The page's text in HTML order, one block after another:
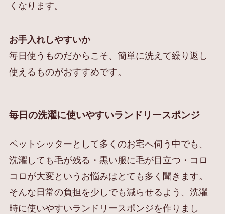
くなります。
お手入れしやすいか
毎日使うものだからこそ、簡単に洗えて繰り返し
使えるものがおすすめです。
毎日の洗濯に使いやすいランドリースポンジ
ペットシッターとして多くのお宅へ伺う中でも、
洗濯しても毛が残る・黒い服に毛が目立つ・コロ
コロが大変というお悩みはとても多く聞きます。
そんな日常の負担を少しでも減らせるよう、洗濯
時に使いやすいランドリースポンジを作りまし